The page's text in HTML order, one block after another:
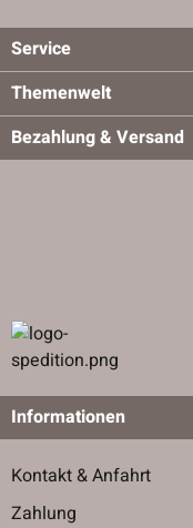
Service
Themenwelt
Bezahlung & Versand
Informationen
Kontakt & Anfahrt
Zahlung